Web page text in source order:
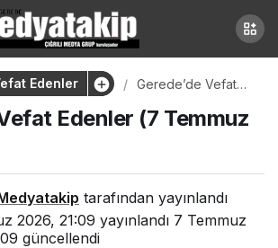
Edenler
Gerede’de Vefat
2026)
Edenler (7 Temmuz
tarafından yayınlandı
2026, 21:09 yayınlandı 7 Temmuz
güncellendi
0